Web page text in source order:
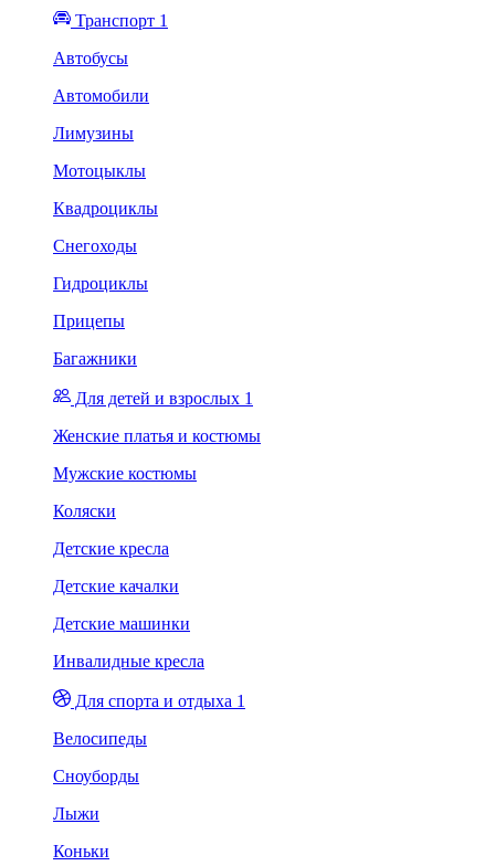
Транспорт 1
Автобусы
Автомобили
Лимузины
Мотоцыклы
Квадроциклы
Снегоходы
Гидроциклы
Прицепы
Багажники
Для детей и взрослых 1
Женские платья и костюмы
Мужские костюмы
Коляски
Детские кресла
Детские качалки
Детские машинки
Инвалидные кресла
Для спорта и отдыха 1
Велосипеды
Сноуборды
Лыжи
Коньки